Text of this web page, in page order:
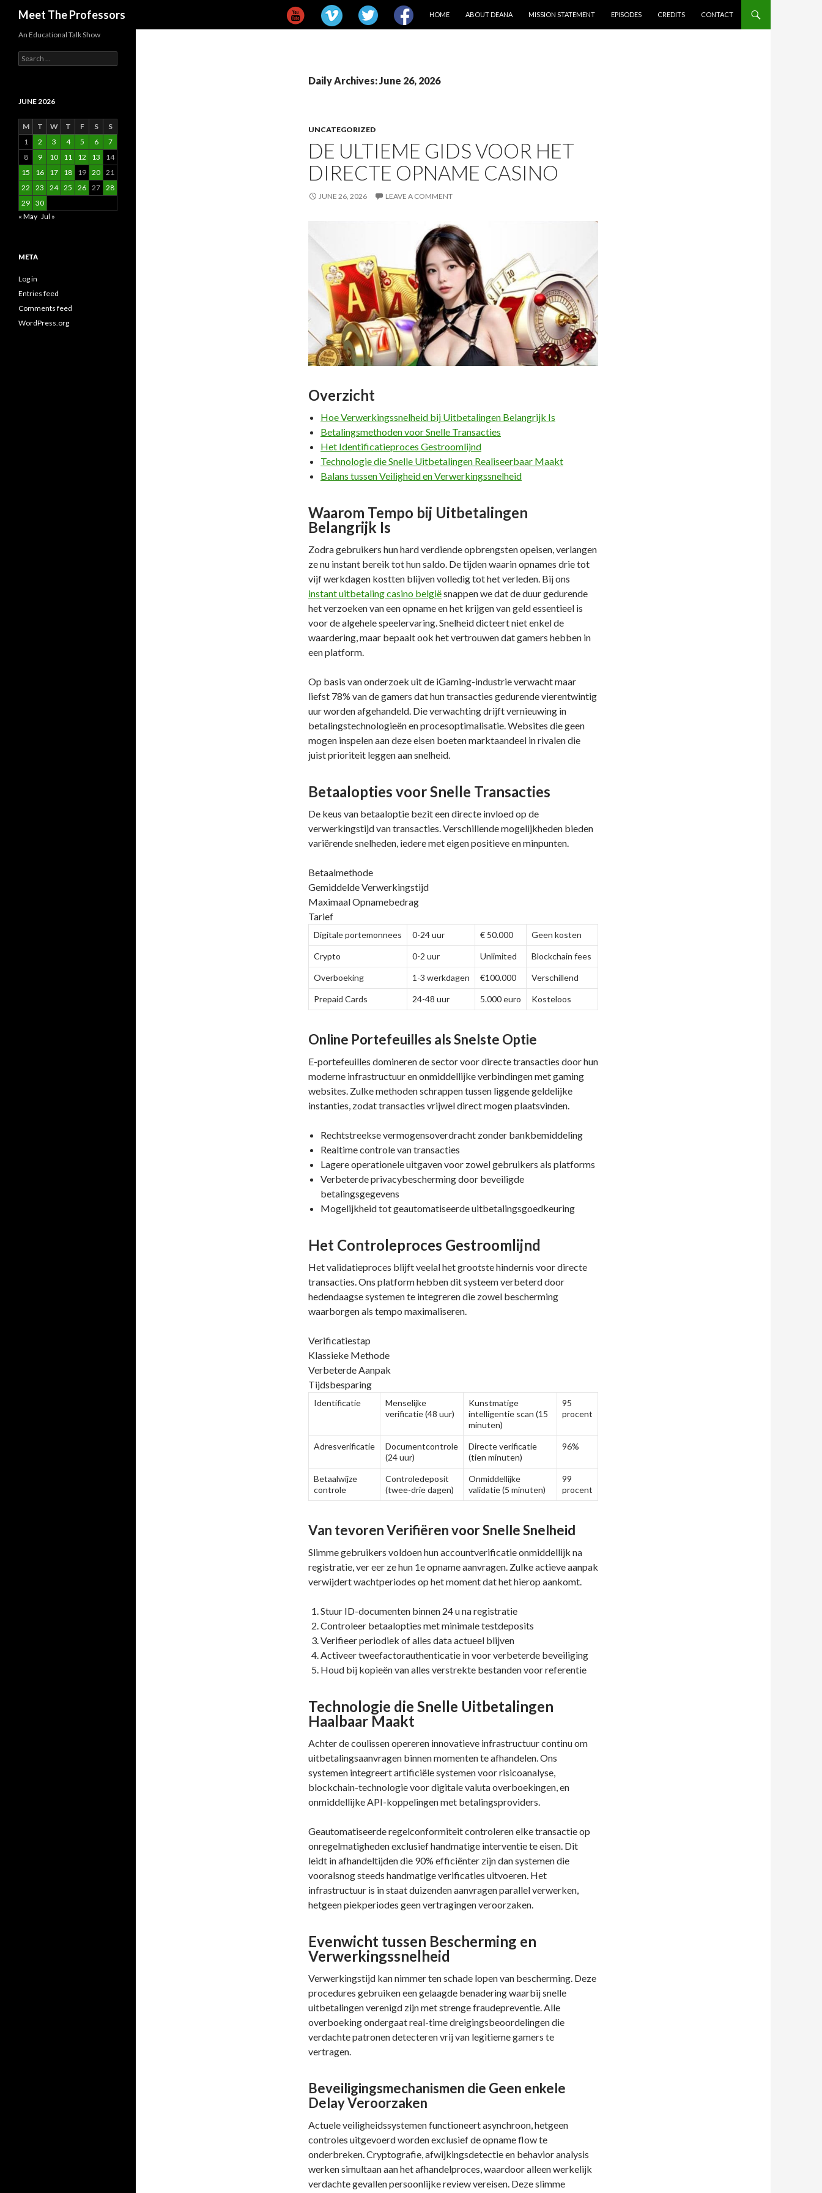
Meet The Professors
SKIP TO CONTENT
HOME
ABOUT DEANA MISSION STATEMENT EPISODES CREDITS CONTACT
Daily Archives: June 26, 2026
UNCATEGORIZED
DE ULTIEME GIDS VOOR HET
DIRECTE OPNAME CASINO
JUNE 26, 2026 LEAVE A COMMENT
Overzicht
Hoe Verwerkingssnelheid bij Uitbetalingen Belangrijk Is
Betalingsmethoden voor Snelle Transacties
Het Identificatieproces Gestroomlijnd
Technologie die Snelle Uitbetalingen Realiseerbaar Maakt
Balans tussen Veiligheid en Verwerkingssnelheid
Waarom Tempo bij Uitbetalingen
Belangrijk Is
Zodra gebruikers hun hard verdiende opbrengsten opeisen, verlangen
ze nu instant bereik tot hun saldo. De tijden waarin opnames drie tot
vijf werkdagen kostten blijven volledig tot het verleden. Bij ons
instant uitbetaling casino belgiësnappen we dat de duur gedurende
het verzoeken van een opname en het krijgen van geld essentieel is
voor de algehele speelervaring. Snelheid dicteert niet enkel de
waardering, maar bepaalt ook het vertrouwen dat gamers hebben in
een platform.
Op basis van onderzoek uit de iGaming-industrie verwacht maar
liefst 78% van de gamers dat hun transacties gedurende vierentwintig
uur worden afgehandeld. Die verwachting drijft vernieuwing in
betalingstechnologieën en procesoptimalisatie. Websites die geen
mogen inspelen aan deze eisen boeten marktaandeel in rivalen die
juist prioriteit leggen aan snelheid.
Betaalopties voor Snelle Transacties
De keus van betaaloptie bezit een directe invloed op de
verwerkingstijd van transacties. Verschillende mogelijkheden bieden
variërende snelheden, iedere met eigen positieve en minpunten.
Betaalmethode
Gemiddelde Verwerkingstijd
Maximaal Opnamebedrag
Tarief
Digitale portemonnees 0-24 uur € 50.000 Geen kosten
Crypto 0-2 uur Unlimited Blockchain fees
Overboeking 1-3 werkdagen €100.000 Verschillend
Prepaid Cards 24-48 uur 5.000 euro Kosteloos
Online Portefeuilles als Snelste Optie
E-portefeuilles domineren de sector voor directe transacties door hun
moderne infrastructuur en onmiddellijke verbindingen met gaming
websites. Zulke methoden schrappen tussen liggende geldelijke
instanties, zodat transacties vrijwel direct mogen plaatsvinden.
Rechtstreekse vermogensoverdracht zonder bankbemiddeling
Realtime controle van transacties
Lagere operationele uitgaven voor zowel gebruikers als platforms
Verbeterde privacybescherming door beveiligde
betalingsgegevens
Mogelijkheid tot geautomatiseerde uitbetalingsgoedkeuring
Het Controleproces Gestroomlijnd
Het validatieproces blijft veelal het grootste hindernis voor directe
transacties. Ons platform hebben dit systeem verbeterd door
hedendaagse systemen te integreren die zowel bescherming
waarborgen als tempo maximaliseren.
Verificatiestap
Klassieke Methode
Verbeterde Aanpak
Tijdsbesparing
Identificatie
Menselijke
verificatie (48 uur)
Kunstmatige
intelligentie scan (15
minuten)
95
procent
Adresverificatie
Documentcontrole
(24 uur)
Directe verificatie
(tien minuten)
96%
Betaalwijze
controle
Controledeposit
(twee-drie dagen)
Onmiddellijke
validatie (5 minuten)
99
procent
Van tevoren Verifiëren voor Snelle Snelheid
Slimme gebruikers voldoen hun accountverificatie onmiddellijk na
registratie, ver eer ze hun 1e opname aanvragen. Zulke actieve aanpak
verwijdert wachtperiodes op het moment dat het hierop aankomt.
Stuur ID-documenten binnen 24 u na registratie
Controleer betaalopties met minimale testdeposits
Verifieer periodiek of alles data actueel blijven
Activeer tweefactorauthenticatie in voor verbeterde beveiliging
Houd bij kopieën van alles verstrekte bestanden voor referentie
Technologie die Snelle Uitbetalingen
Haalbaar Maakt
Achter de coulissen opereren innovatieve infrastructuur continu om
uitbetalingsaanvragen binnen momenten te afhandelen. Ons
systemen integreert artificiële systemen voor risicoanalyse,
blockchain-technologie voor digitale valuta overboekingen, en
onmiddellijke API-koppelingen met betalingsproviders.
Geautomatiseerde regelconformiteit controleren elke transactie op
onregelmatigheden exclusief handmatige interventie te eisen. Dit
leidt in afhandeltijden die 90% efficiënter zijn dan systemen die
vooralsnog steeds handmatige verificaties uitvoeren. Het
infrastructuur is in staat duizenden aanvragen parallel verwerken,
hetgeen piekperiodes geen vertragingen veroorzaken.
Evenwicht tussen Bescherming en
Verwerkingssnelheid
Verwerkingstijd kan nimmer ten schade lopen van bescherming. Deze
procedures gebruiken een gelaagde benadering waarbij snelle
uitbetalingen verenigd zijn met strenge fraudepreventie. Alle
overboeking ondergaat real-time dreigingsbeoordelingen die
verdachte patronen detecteren vrij van legitieme gamers te
vertragen.
Beveiligingsmechanismen die Geen enkele
Delay Veroorzaken
Actuele veiligheidssystemen functioneert asynchroon, hetgeen
controles uitgevoerd worden exclusief de opname flow te
onderbreken. Cryptografie, afwijkingsdetectie en behavior analysis
werken simultaan aan het afhandelproces, waardoor alleen werkelijk
verdachte gevallen persoonlijke review vereisen. Deze slimme
An Educational Talk Show
Search
for:
JUNE 2026
M T W T F S
S
1
2 3 4 5 6
7
8
9 10 11 12 13
14
15
16 17 18 19 20 21
22
23 24 25 26 27 28
29 30
« May Jul »
META
Log in
Entries feed
Comments feed
WordPress.org